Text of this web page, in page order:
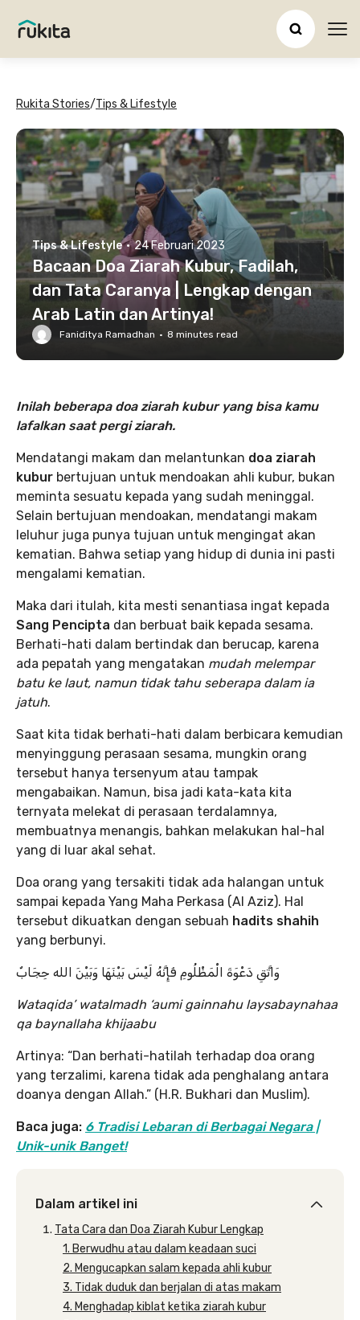
Rukita Stories/Tips & Lifestyle
Tips & Lifestyle · 24 Februari 2023
Bacaan Doa Ziarah Kubur, Fadilah,
dan Tata Caranya | Lengkap dengan
Arab Latin dan Artinya!
Faniditya Ramadhan · 8 minutes read
Inilah beberapa doa ziarah kubur yang bisa kamu
lafalkan saat pergi ziarah.
Mendatangi makam dan melantunkan doa ziarah
kubur bertujuan untuk mendoakan ahli kubur, bukan
meminta sesuatu kepada yang sudah meninggal.
Selain bertujuan mendoakan, mendatangi makam
leluhur juga punya tujuan untuk mengingat akan
kematian. Bahwa setiap yang hidup di dunia ini pasti
mengalami kematian.
Maka dari itulah, kita mesti senantiasa ingat kepada
Sang Pencipta dan berbuat baik kepada sesama.
Berhati-hati dalam bertindak dan berucap, karena
ada pepatah yang mengatakan mudah melempar
batu ke laut, namun tidak tahu seberapa dalam ia
jatuh.
Saat kita tidak berhati-hati dalam berbicara kemudian
menyinggung perasaan sesama, mungkin orang
tersebut hanya tersenyum atau tampak
mengabaikan. Namun, bisa jadi kata-kata kita
ternyata melekat di perasaan terdalamnya,
membuatnya menangis, bahkan melakukan hal-hal
yang di luar akal sehat.
Doa orang yang tersakiti tidak ada halangan untuk
sampai kepada Yang Maha Perkasa (Al Aziz). Hal
tersebut dikuatkan dengan sebuah hadits shahih
yang berbunyi.
وَاتَّقِ دَعْوَةَ الْمَظْلُومِ فَإِنَّهُ لَيْسَ بَيْنَهَا وَبَيْنَ الله حِجَابٌ
Wataqida’ watalmadh ‘aumi gainnahu laysabaynahaa
qa baynallaha khijaabu
Artinya: “Dan berhati-hatilah terhadap doa orang
yang terzalimi, karena tidak ada penghalang antara
doanya dengan Allah.” (H.R. Bukhari dan Muslim).
Baca juga: 6 Tradisi Lebaran di Berbagai Negara |
Unik-unik Banget!
Dalam artikel ini
Tata Cara dan Doa Ziarah Kubur Lengkap
1. Berwudhu atau dalam keadaan suci
2. Mengucapkan salam kepada ahli kubur
3. Tidak duduk dan berjalan di atas makam
4. Menghadap kiblat ketika ziarah kubur